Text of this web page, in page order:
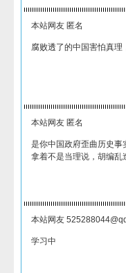
本站网友 匿名
腐败透了的中国害怕真理
本站网友 匿名
是你中国政府歪曲历史事
拿着不是当理说，胡编乱
本站网友
学习中